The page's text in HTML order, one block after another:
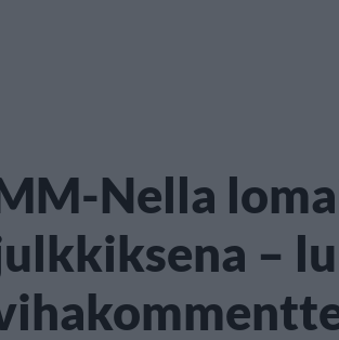
Nella
–